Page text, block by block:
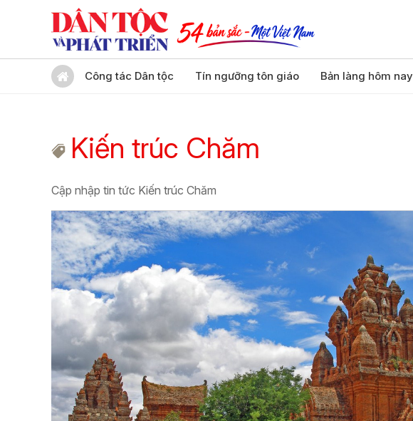
Công tác Dân tộc Tín ngưỡng tôn giáo Bản làng hôm nay
Kiến trúc Chăm
Cập nhập tin tức Kiến trúc Chăm